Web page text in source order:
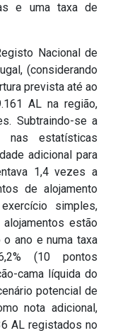
e uma taxa de
Nacional de
(considerando
prevista até ao
AL na região,
Subtraindo-se a
nas estatísticas
adicional para
1,4 vezes a
de alojamento
simples,
estão
ano e numa taxa
(10 pontos
cama líquida do
potencial de
nota adicional,
AL registados no